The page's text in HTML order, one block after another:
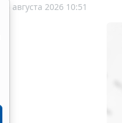
5 августа 2026 10:51